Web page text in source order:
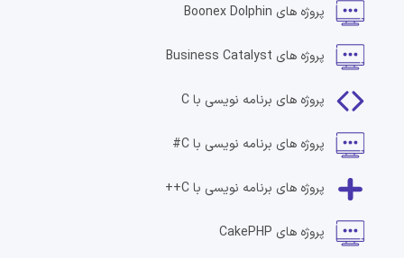
پروژه های Boonex Dolphin
پروژه های Business Catalyst
پروژه های برنامه نویسی با C
پروژه های برنامه نویسی با C#
پروژه های برنامه نویسی با C++
پروژه های CakePHP